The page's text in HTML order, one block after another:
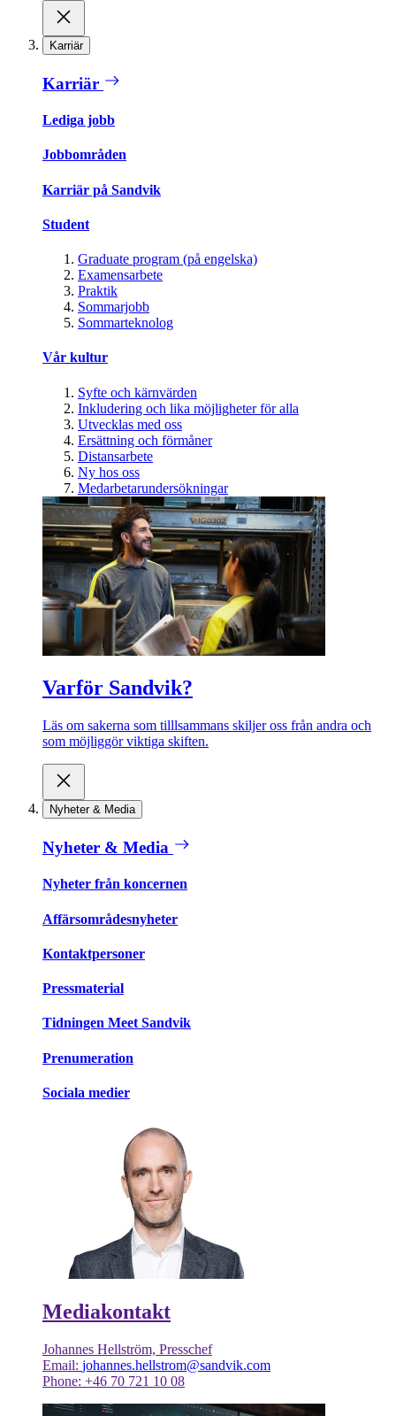
Karriär
Karriär
Lediga jobb
Jobbområden
Karriär på Sandvik
Student
Graduate program (på engelska)
Examensarbete
Praktik
Sommarjobb
Sommarteknolog
Vår kultur
Syfte och kärnvärden
Inkludering och lika möjligheter för alla
Utvecklas med oss
Ersättning och förmåner
Distansarbete
Ny hos oss
Medarbetarundersökningar
Varför Sandvik?
Läs om sakerna som tilllsammans skiljer oss från andra och
som möjliggör viktiga skiften.
Nyheter & Media
Nyheter & Media
Nyheter från koncernen
Affärsområdesnyheter
Kontaktpersoner
Pressmaterial
Tidningen Meet Sandvik
Prenumeration
Sociala medier
Mediakontakt
Johannes Hellström, Presschef
Email: johannes.hellstrom@sandvik.com
Phone: +46 70 721 10 08